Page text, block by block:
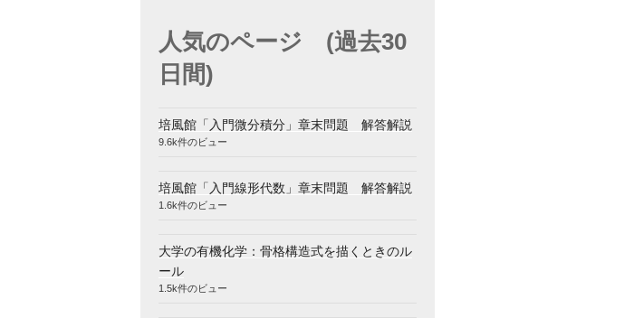
人気のページ (過去30
日間)
培風館「入門微分積分」章末問題 解答解説
9.6k件のビュー
培風館「入門線形代数」章末問題 解答解説
1.6k件のビュー
大学の有機化学：骨格構造式を描くときのル
ール
1.5k件のビュー